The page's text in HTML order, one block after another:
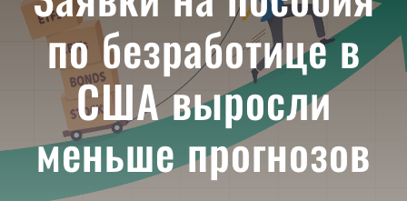
ЧТО ТАКОЕ ETF
ИНВЕСТИЦИИ В ETF
ТЕМАТИЧЕСКИЕ ETF
АКТУАЛЬНЫЕ
по безработице в
США выросли
меньше прогнозов